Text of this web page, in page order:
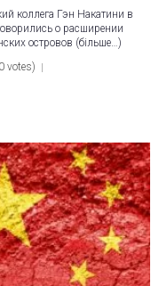
коллега Гэн Накатини в
о расширении
островов (більше…)
0 votes)